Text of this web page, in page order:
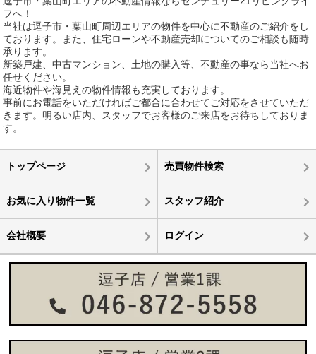
フへ！
当社は逗子市・葉山町周辺エリアの物件を中心に不動産のご紹介をし
ております。また、住宅ローンや不動産売却についてのご相談も随時
承ります。
新築戸建、中古マンション、土地の購入等、不動産の事なら当社へお
任せください。
海近物件や海見えの物件情報も充実しております。
事前にお電話をいただければご都合に合わせてご対応をさせていただ
きます。明るい店内、スタッフでお客様のご来店をお待ちしておりま
す。
トップページ 売買物件検索
お気に入り物件一覧 スタッフ紹介
会社概要 ログイン